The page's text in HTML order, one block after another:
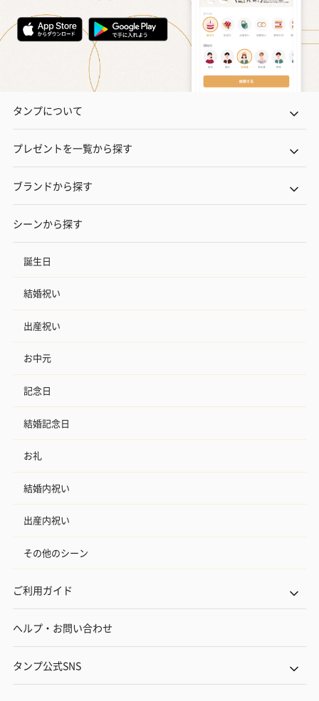
タンプについて
プレゼントを一覧から探す
ブランドから探す
シーンから探す
誕生日
結婚祝い
出産祝い
お中元
記念日
結婚記念日
お礼
結婚内祝い
出産内祝い
その他のシーン
ご利用ガイド
ヘルプ・お問い合わせ
タンプ公式SNS